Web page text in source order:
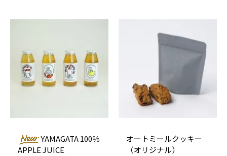
YAMAGATA 100％
APPLE JUICE
オートミールクッキー
（オリジナル）